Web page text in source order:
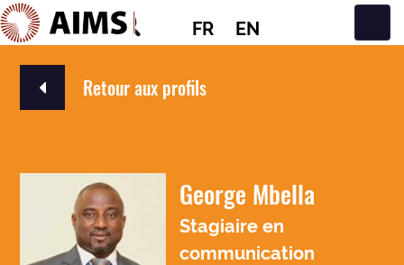
FR EN
Navigation principale
Retour aux profils
George Mbella
Stagiaire en
communication